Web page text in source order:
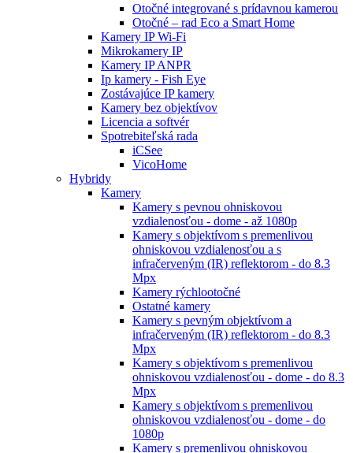
Otočné integrované s prídavnou kamerou
Otočné – rad Eco a Smart Home
Kamery IP Wi-Fi
Mikrokamery IP
Kamery IP ANPR
Ip kamery - Fish Eye
Zostávajúce IP kamery
Kamery bez objektívov
Licencia a softvér
Spotrebiteľská rada
iCSee
VicoHome
Hybridy
Kamery
Kamery s pevnou ohniskovou
vzdialenosťou - dome - až 1080p
Kamery s objektívom s premenlivou
ohniskovou vzdialenosťou a s
infračerveným (IR) reflektorom - do 8.3
Mpx
Kamery rýchlootočné
Ostatné kamery
Kamery s pevným objektívom a
infračerveným (IR) reflektorom - do 8.3
Mpx
Kamery s objektívom s premenlivou
ohniskovou vzdialenosťou - dome - do 8.3
Mpx
Kamery s objektívom s premenlivou
ohniskovou vzdialenosťou - dome - do
1080p
Kamery s premenlivou ohniskovou